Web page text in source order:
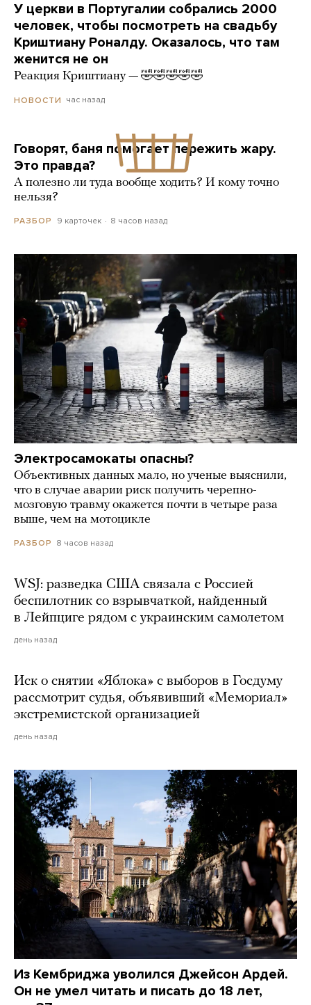
У церкви в Португалии собрались 2000
человек, чтобы посмотреть на свадьбу
Криштиану Роналду. Оказалось, что там
женится не он
Реакция Криштиану — 🤣🤣🤣🤣🤣
НОВОСТИ час назад
Говорят, баня помогает пережить жару.
Это правда?
А полезно ли туда вообще ходить? И кому точно
нельзя?
РАЗБОР 9 карточек 8 часов назад
Электросамокаты опасны?
Объективных данных мало, но ученые выяснили,
что в случае аварии риск получить черепно-
мозговую травму окажется почти в четыре раза
выше, чем на мотоцикле
РАЗБОР 8 часов назад
WSJ: разведка США связала с Россией
беспилотник со взрывчаткой, найденный
в Лейпциге рядом с украинским самолетом
день назад
Иск о снятии «Яблока» с выборов в Госдуму
рассмотрит судья, объявивший «Мемориал»
экстремистской организацией
день назад
Из Кембриджа уволился Джейсон Ардей.
Он не умел читать и писать до 18 лет,